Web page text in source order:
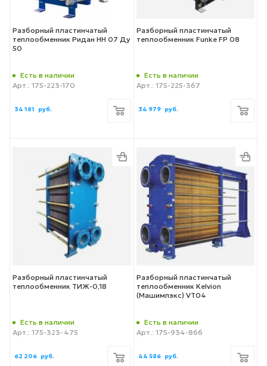
Разборный пластинчатый
теплообменник Ридан НН 07 Ду
50
Есть в наличии
Арт.: 175-223-170
34 181 руб.
Разборный пластинчатый
теплообменник Funke FP 08
Есть в наличии
Арт.: 175-225-367
34 979 руб.
Разборный пластинчатый
теплообменник ТИЖ-0,18
Есть в наличии
Арт.: 175-323-475
62 206 руб.
Разборный пластинчатый
теплообменник Kelvion
(Машимпэкс) VT04
Есть в наличии
Арт.: 175-934-866
44 586 руб.